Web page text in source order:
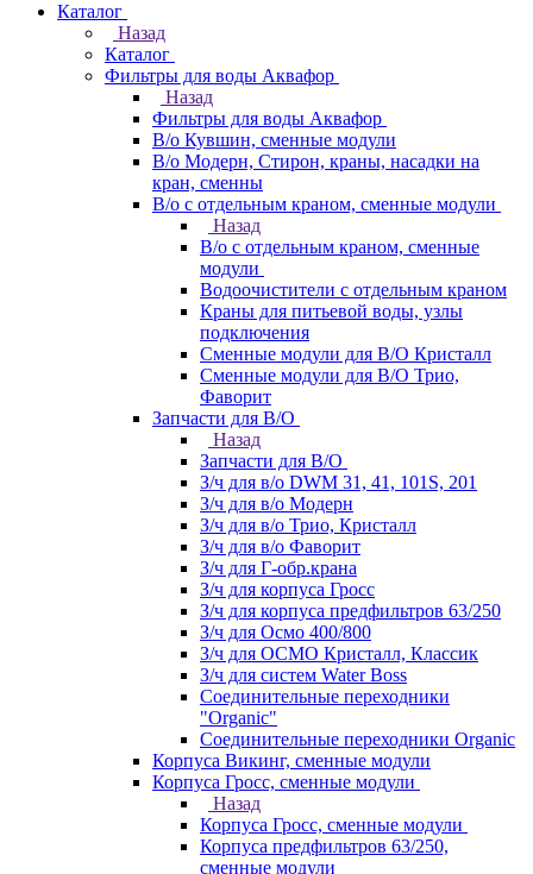
Каталог
Назад
Каталог
Фильтры для воды Аквафор
Назад
Фильтры для воды Аквафор
В/о Кувшин, сменные модули
В/о Модерн, Стирон, краны, насадки на
кран, сменны
В/о с отдельным краном, сменные модули
Назад
В/о с отдельным краном, сменные
модули
Водоочистители с отдельным краном
Краны для питьевой воды, узлы
подключения
Сменные модули для В/О Кристалл
Сменные модули для В/О Трио,
Фаворит
Запчасти для В/О
Назад
Запчасти для В/О
З/ч для в/о DWM 31, 41, 101S, 201
З/ч для в/о Модерн
З/ч для в/о Трио, Кристалл
З/ч для в/о Фаворит
З/ч для Г-обр.крана
З/ч для корпуса Гросс
З/ч для корпуса предфильтров 63/250
З/ч для Осмо 400/800
З/ч для ОСМО Кристалл, Классик
З/ч для систем Water Boss
Соединительные переходники
"Organic"
Соединительные переходники Organic
Корпуса Викинг, сменные модули
Корпуса Гросс, сменные модули
Назад
Корпуса Гросс, сменные модули
Корпуса предфильтров 63/250,
сменные модули